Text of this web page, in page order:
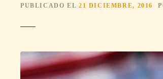
PUBLICADO EL 21 DICIEMBRE, 2016